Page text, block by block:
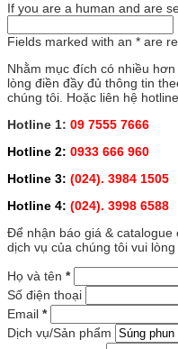
If you are a human and are
Fields marked with an * are
Nhằm mục đích có nhiều
lòng điền đầy đủ thông tin
chúng tôi. Hoặc liên hệ
Hotline 1: 09 7555 7666
Hotline 2: 0933 666 960
Hotline 3: (024). 3984 1505
Hotline 4: (024). 3998 6588
Để nhận báo giá & catalogue
dịch vụ của chúng tôi vui
Họ và tên *
Số điện thoại
Email *
Dịch vụ/Sản phẩm